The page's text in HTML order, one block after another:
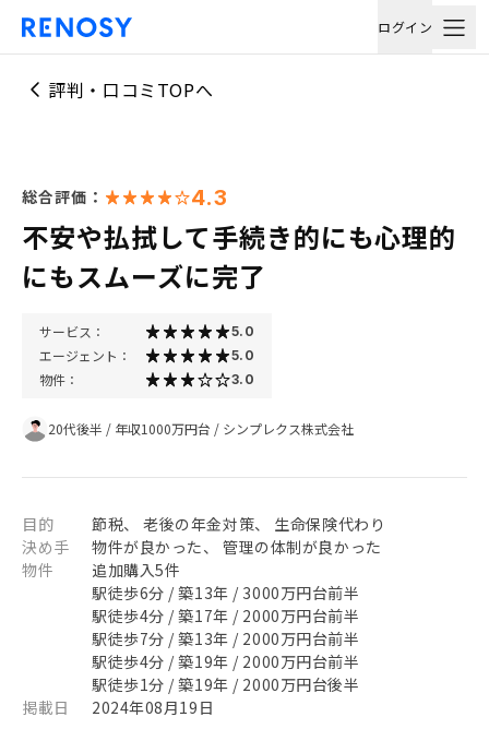
ログイン
評判・口コミTOPへ
総合評価： 4.3
不安や払拭して手続き的にも心理的
にもスムーズに完了
サービス： 5.0
エージェント： 5.0
物件： 3.0
20代後半 / 年収1000万円台 / シンプレクス株式会社
目的
節税、 老後の年金対策、 生命保険代わり
決め手
物件が良かった、 管理の体制が良かった
物件
追加購入5件
駅徒歩6分 / 築13年 / 3000万円台前半
駅徒歩4分 / 築17年 / 2000万円台前半
駅徒歩7分 / 築13年 / 2000万円台前半
駅徒歩4分 / 築19年 / 2000万円台前半
駅徒歩1分 / 築19年 / 2000万円台後半
掲載日
2024年08月19日